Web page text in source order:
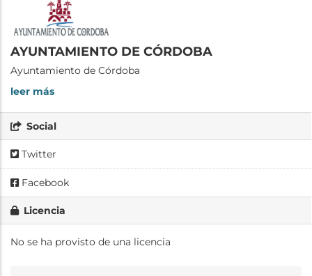
AYUNTAMIENTO DE CÓRDOBA
Ayuntamiento de Córdoba
leer más
Social
Twitter
Facebook
Licencia
No se ha provisto de una licencia